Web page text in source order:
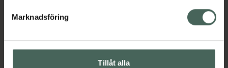
Marknadsföring
Tillåt alla
med oss.
Kundservice
Kontakta oss